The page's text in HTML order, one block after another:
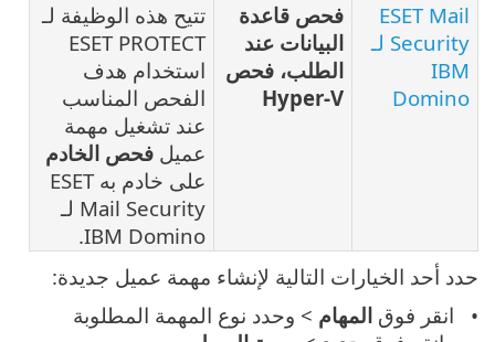
ESET Mail
Security لـ
IBM
Domino
فحص قاعدة
البيانات عند
الطلب، فحص
Hyper-V
تتيح هذه الوظيفة لـ
ESET PROTECT
استخدام هدف
الفحص المناسب
عند تشغيل مهمة
عميل فحص الخادم
على خادم به ESET
Mail Security لـ
IBM Domino.
حدد أحد الخيارات التالية لإنشاء مهمة عميل جديدة:
انقر فوقالمهام > وحدد نوع المهمة المطلوبة